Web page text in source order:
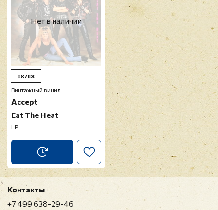
Нет в наличии
EX/EX
Винтажный винил
Accept
Eat The Heat
LP
Контакты
+7 499 638-29-46